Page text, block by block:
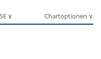
∨ Chartoptionen ∨